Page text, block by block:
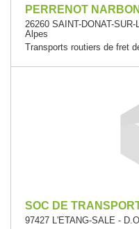
PERRENOT
26260 SAINT-DONAT-
Alpes
Transports routiers de fret
SOC DE
97427 L'ETANG-SALE -